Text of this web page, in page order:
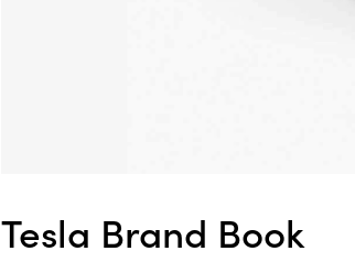
Tesla Brand Book